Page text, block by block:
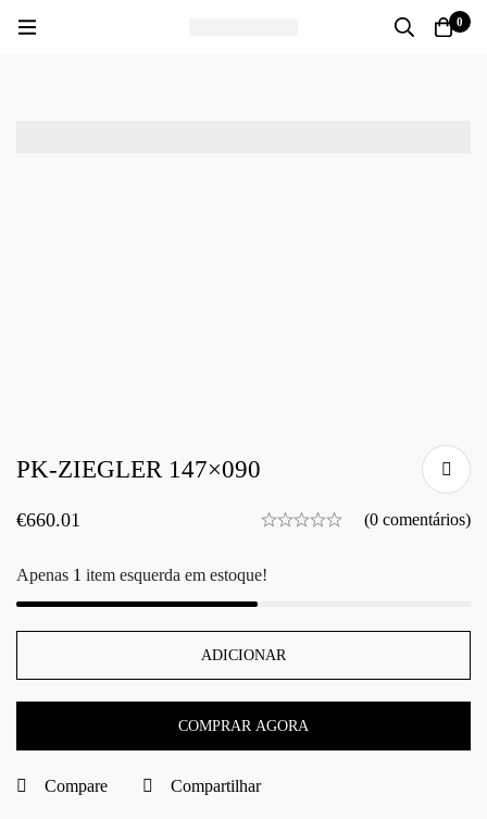
0
PK-ZIEGLER 147×090
€660.01 (0 comentários)
Apenas 1 item esquerda em estoque!
ADICIONAR
COMPRAR AGORA
Compare Compartilhar